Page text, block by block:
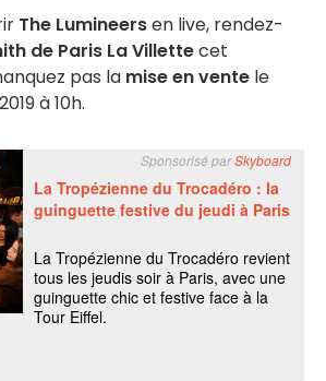
The Lumineersen live, rendez-
de Paris La Villettecet
pas la mise en vente le
à 10h.